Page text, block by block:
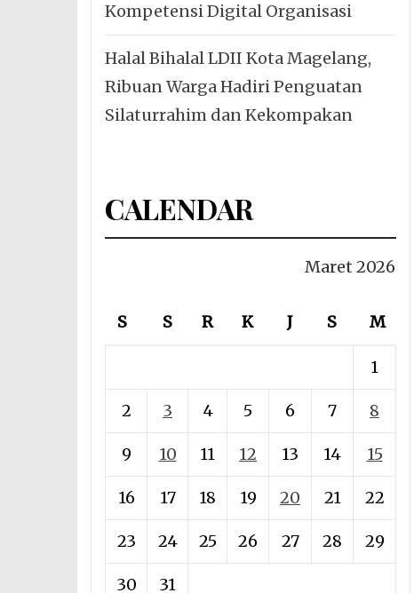
Kompetensi Digital Organisasi
Halal Bihalal LDII Kota Magelang,
Ribuan Warga Hadiri Penguatan
Silaturrahim dan Kekompakan
CALENDAR
Maret 2026
S S R K J S M
1
2 3 4 5 6 7 8
9 10 11 12 13 14 15
16 17 18 19 20 21 22
23 24 25 26 27 28 29
30
31